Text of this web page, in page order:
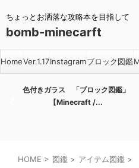
ちょっとお洒落な攻略本を目指して
bomb-minecarft
HomeVer.1.17Instagramブロック図鑑
色付きガラス 「ブロック図鑑」
【Minecraft /...
HOME > 図鑑 > アイテム図鑑 >